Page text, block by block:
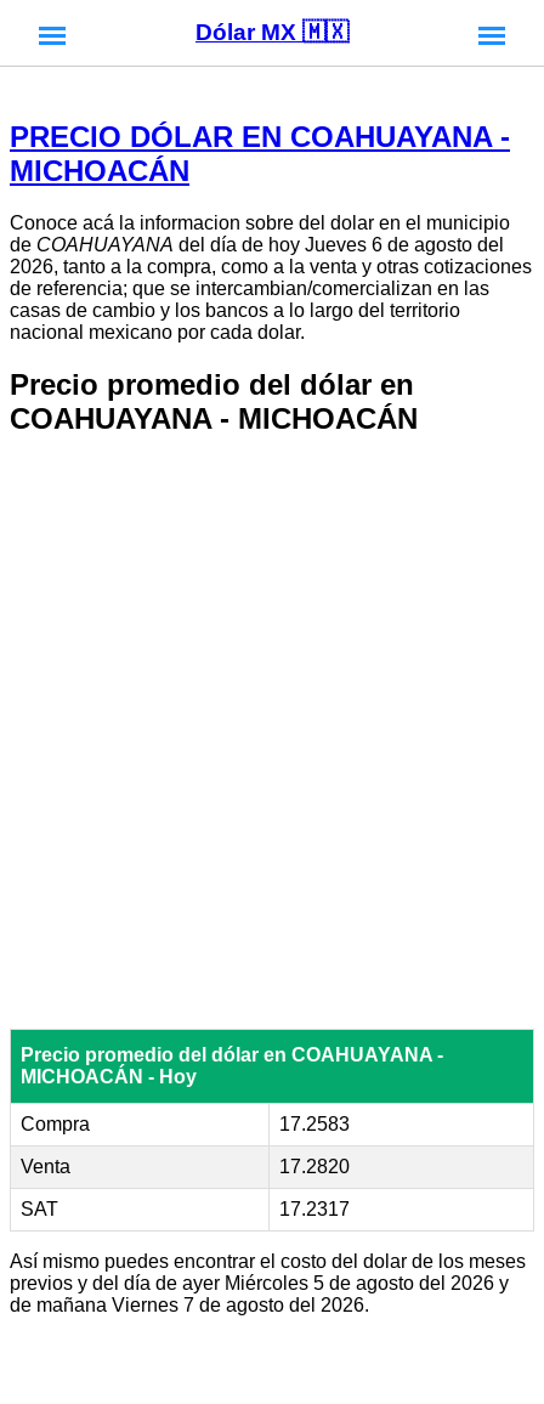
Dólar MX 🇲🇽
PRECIO DÓLAR EN COAHUAYANA -
MICHOACÁN
Conoce acá la informacion sobre del dolar en el municipio
de COAHUAYANA del día de hoy Jueves 6 de agosto del
2026, tanto a la compra, como a la venta y otras cotizaciones
de referencia; que se intercambian/comercializan en las
casas de cambio y los bancos a lo largo del territorio
nacional mexicano por cada dolar.
Precio promedio del dólar en
COAHUAYANA - MICHOACÁN
Precio promedio del dólar en COAHUAYANA -
MICHOACÁN - Hoy
Compra 17.2583
Venta 17.2820
SAT 17.2317
Así mismo puedes encontrar el costo del dolar de los meses
previos y del día de ayer Miércoles 5 de agosto del 2026 y
de mañana Viernes 7 de agosto del 2026.